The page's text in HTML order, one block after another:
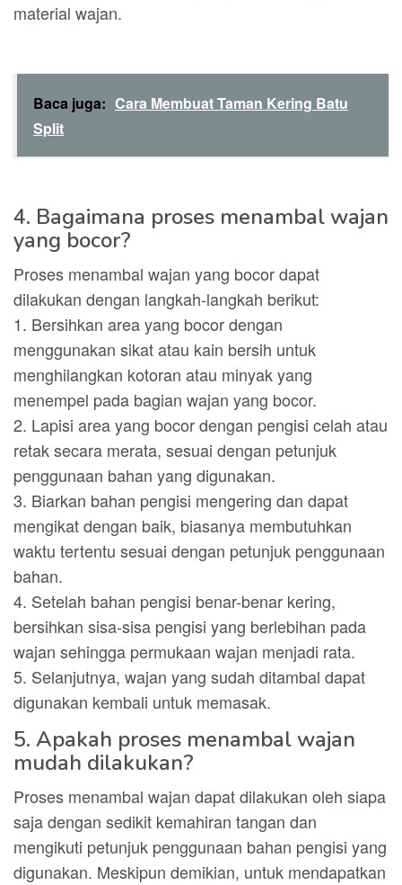
material wajan.
Baca juga: Cara Membuat Taman Kering Batu
Split
4. Bagaimana proses menambal wajan
yang bocor?
Proses menambal wajan yang bocor dapat
dilakukan dengan langkah-langkah berikut:
1. Bersihkan area yang bocor dengan
menggunakan sikat atau kain bersih untuk
menghilangkan kotoran atau minyak yang
menempel pada bagian wajan yang bocor.
2. Lapisi area yang bocor dengan pengisi celah atau
retak secara merata, sesuai dengan petunjuk
penggunaan bahan yang digunakan.
3. Biarkan bahan pengisi mengering dan dapat
mengikat dengan baik, biasanya membutuhkan
waktu tertentu sesuai dengan petunjuk penggunaan
bahan.
4. Setelah bahan pengisi benar-benar kering,
bersihkan sisa-sisa pengisi yang berlebihan pada
wajan sehingga permukaan wajan menjadi rata.
5. Selanjutnya, wajan yang sudah ditambal dapat
digunakan kembali untuk memasak.
5. Apakah proses menambal wajan
mudah dilakukan?
Proses menambal wajan dapat dilakukan oleh siapa
saja dengan sedikit kemahiran tangan dan
mengikuti petunjuk penggunaan bahan pengisi yang
digunakan. Meskipun demikian, untuk mendapatkan